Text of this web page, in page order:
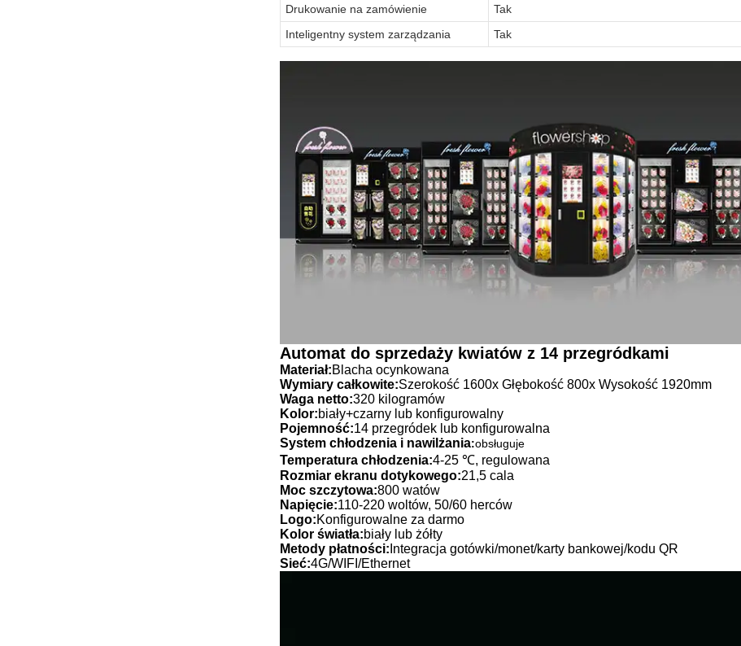
Drukowanie na zamówienie
Tak
Inteligentny system zarządzania
Tak
Automat do sprzedaży kwiatów z 14 przegródkami
Materiał:Blacha ocynkowana
Wymiary całkowite:Szerokość 1600x Głębokość 800x Wysokość 1920mm
Waga netto:320 kilogramów
Kolor:biały+czarny lub konfigurowalny
Pojemność:14 przegródek lub konfigurowalna
System chłodzenia i nawilżania:obsługuje
Temperatura chłodzenia:4-25 ℃, regulowana
Rozmiar ekranu dotykowego:21,5 cala
Moc szczytowa:800 watów
Napięcie:110-220 woltów, 50/60 herców
Logo:Konfigurowalne za darmo
Kolor światła:biały lub żółty
Metody płatności: Integracja gotówki/monet/karty bankowej/kodu QR
Sieć:4G/WIFI/Ethernet